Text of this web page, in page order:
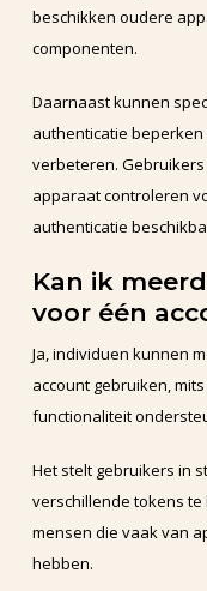
beschikken oudere
componenten.
Daarnaast kunnen
authenticatie
verbeteren.
apparaat controleren
authenticatie
Kan ik
voor één
Ja, individuen kunnen
account gebruiken,
functionaliteit
Het stelt gebruikers in
verschillende tokens
mensen die vaak van
hebben.